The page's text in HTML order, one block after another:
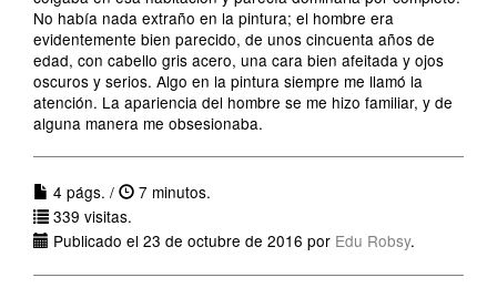
No había nada extraño en la pintura; el hombre era
evidentemente bien parecido, de unos cincuenta años de
edad, con cabello gris acero, una cara bien afeitada y ojos
oscuros y serios. Algo en la pintura siempre me llamó la
atención. La apariencia del hombre se me hizo familiar, y de
alguna manera me obsesionaba.
4 págs. /
7 minutos.
339 visitas.
Publicado el 23 de octubre de 2016 por Edu Robsy.